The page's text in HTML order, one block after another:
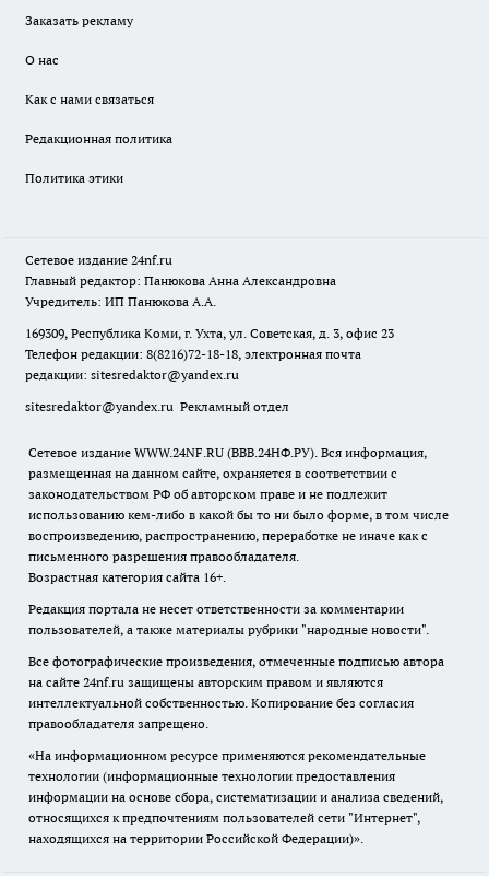
Заказать рекламу
О нас
Как с нами связаться
Редакционная политика
Политика этики
Сетевое издание 24nf.ru
Главный редактор: Панюкова Анна Александровна
Учредитель: ИП Панюкова А.А.
169309, Республика Коми, г. Ухта, ул. Советская, д. 3, офис 23
Телефон редакции: 8(8216)72-18-18, электронная почта
редакции: sitesredaktor@yandex.ru
sitesredaktor@yandex.ru Рекламный отдел
Сетевое издание WWW.24NF.RU (ВВВ.24НФ.РУ). Вся информация,
размещенная на данном сайте, охраняется в соответствии с
законодательством РФ об авторском праве и не подлежит
использованию кем-либо в какой бы то ни было форме, в том числе
воспроизведению, распространению, переработке не иначе как с
письменного разрешения правообладателя.
Возрастная категория сайта 16+.
Редакция портала не несет ответственности за комментарии
пользователей, а также материалы рубрики "народные новости".
Все фотографические произведения, отмеченные подписью автора
на сайте 24nf.ru защищены авторским правом и являются
интеллектуальной собственностью. Копирование без согласия
правообладателя запрещено.
«На информационном ресурсе применяются рекомендательные
технологии (информационные технологии предоставления
информации на основе сбора, систематизации и анализа сведений,
относящихся к предпочтениям пользователей сети "Интернет",
находящихся на территории Российской Федерации)».